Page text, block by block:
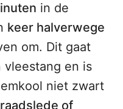
in de
keer halverwege
om. Dit gaat
vleestang en is
niet zwart
of